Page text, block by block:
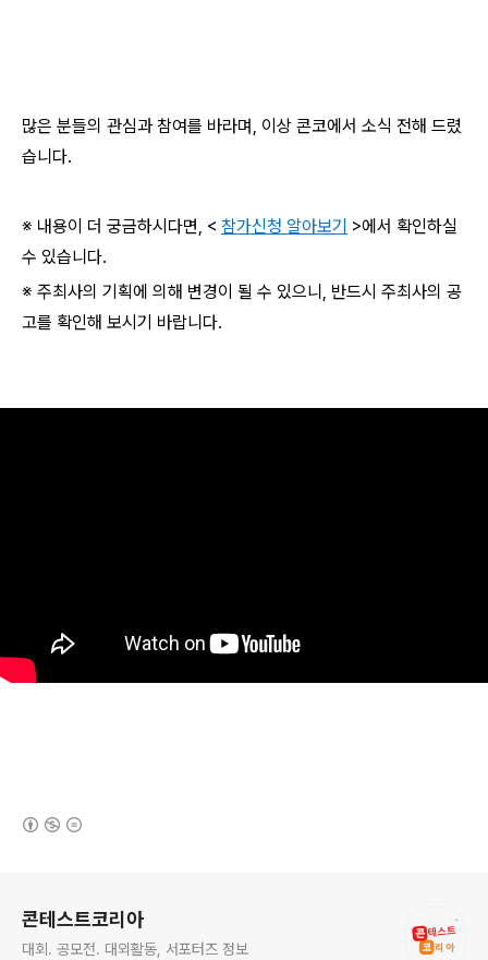
많은 분들의 관심과 참여를 바라며, 이상 콘코에서 소식 전해 드렸
습니다.
※ 내용이 더 궁금하시다면, < 참가신청 알아보기 >에서 확인하실
수 있습니다.
※ 주최사의 기획에 의해 변경이 될 수 있으니, 반드시 주최사의 공
고를 확인해 보시기 바랍니다.
콘테스트코리아
대회. 공모전. 대외활동, 서포터즈 정보